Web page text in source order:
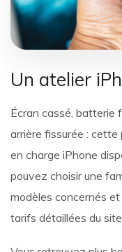
Un atelier
Écran cassé, batterie
arrière fissurée : cette
en charge iPhone
pouvez choisir une
modèles concernés
tarifs détaillées du